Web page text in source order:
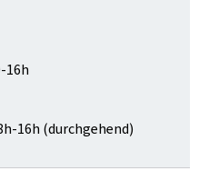
16h
16h (durchgehend)